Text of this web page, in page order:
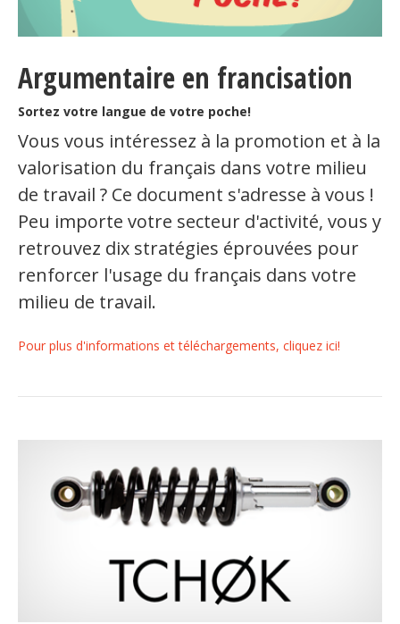
Argumentaire en francisation
Sortez votre langue de votre poche!
Vous vous intéressez à la promotion et à la
valorisation du français dans votre milieu
de travail ? Ce document s'adresse à vous !
Peu importe votre secteur d'activité, vous y
retrouvez dix stratégies éprouvées pour
renforcer l'usage du français dans votre
milieu de travail.
Pour plus d'informations et téléchargements, cliquez ici!